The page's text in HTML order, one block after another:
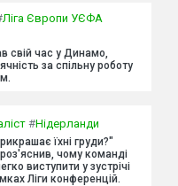
Ліга Європи УЄФА
свій час у Динамо,
за спільну роботу
#Нідерланди
їхні груди?"
чому команді
виступити у зустрічі
Ліги конференцій.